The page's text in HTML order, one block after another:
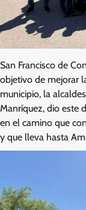
San Francisco de
objetivo de mejorar
municipio, la
Manríquez, dio este
en el camino que
y que lleva hasta